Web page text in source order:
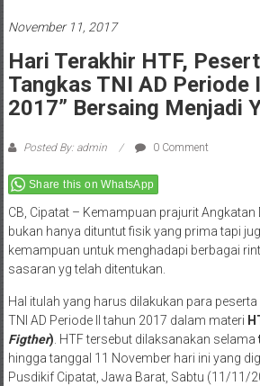
November 11, 2017
Hari Terakhir HTF,
Tangkas TNI AD Periode
2017” Bersaing Menjadi
Posted By: admin 0 Comment
Share this on WhatsApp
CB, Cipatat – Kemampuan prajurit
bukan hanya dituntut fisik yang prima tapi
kemampuan untuk menghadapi berbagai
sasaran yg telah ditentukan.
Hal itulah yang harus dilakukan para
TNI AD Periode II tahun 2017 dalam materi
Figther). HTF tersebut dilaksanakan selama
hingga tanggal 11 November hari ini yang
Pusdikif Cipatat, Jawa Barat, Sabtu (11/11/